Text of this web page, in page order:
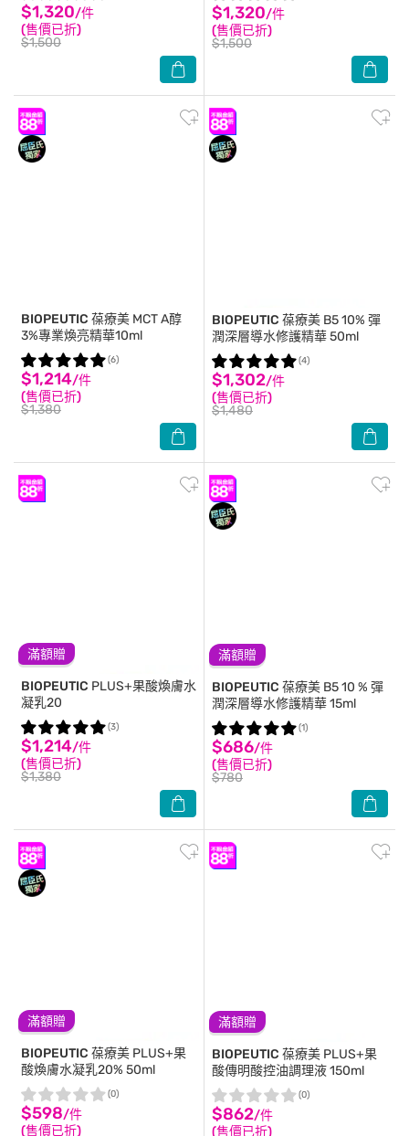
$1,320/件
(售價已折)
$1,500
$1,320/件
(售價已折)
$1,500
BIOPEUTIC 葆療美 MCT A醇
3%專業煥亮精華10ml
$1,214/件
(售價已折)
$1,380
(6)
BIOPEUTIC 葆療美 B5 10% 彈
潤深層導水修護精華 50ml
$1,302/件
(售價已折)
$1,480
(4)
滿額贈
BIOPEUTIC PLUS+果酸煥膚水
凝乳20
$1,214/件
(售價已折)
$1,380
(3)
滿額贈
BIOPEUTIC 葆療美 B5 10 % 彈
潤深層導水修護精華 15ml
$686/件
(售價已折)
$780
(1)
滿額贈
BIOPEUTIC 葆療美 PLUS+果
酸煥膚水凝乳20% 50ml
$598/件
(售價已折)
(0)
滿額贈
BIOPEUTIC 葆療美 PLUS+果
酸傳明酸控油調理液 150ml
$862/件
(售價已折)
(0)